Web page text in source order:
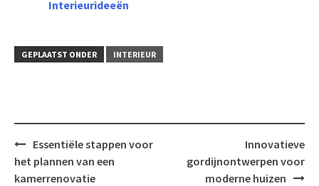
Interieurideeën
GEPLAATST ONDER INTERIEUR
Bericht
navigatie
Essentiële stappen voor
het plannen van een
kamerrenovatie
Innovatieve
gordijnontwerpen voor
moderne huizen